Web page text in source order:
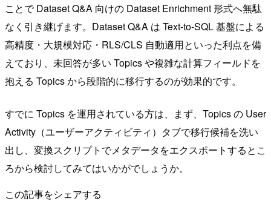
ことで Dataset Q&A 向けの Dataset Enrichment 形式へ無駄
なく引き継げます。Dataset Q&A は Text-to-SQL 基盤による
高精度・大規模対応・RLS/CLS 自動適用といった利点を備
えており、未回答が多い Topics や複雑な計算フィールドを
抱える Topics から段階的に移行するのが効果的です。
すでに Topics を運用されている方は、まず、Topics の User
Activity（ユーザーアクティビティ）タブで移行候補を洗い
出し、変換スクリプトでメタデータをエクスポートするとこ
ろから検討してみてはいかがでしょうか。
この記事をシェアする